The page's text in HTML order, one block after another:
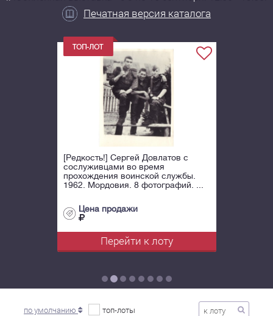
Печатная версия каталога
[Редкость!] Сергей Довлатов с
сослуживцами во время
прохождения воинской службы.
1962. Мордовия. 8 фотографий. ...
Цена продажи
Перейти к лоту
по умолчанию топ-лоты